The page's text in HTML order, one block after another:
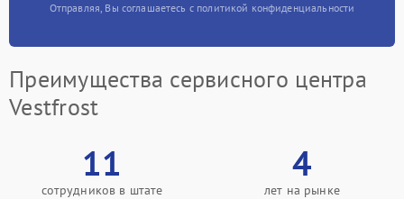
Отправляя, Вы соглашаетесь с политикой конфиденциальности
Преимущества сервисного центра
Vestfrost
11
сотрудников в штате
4
лет на рынке